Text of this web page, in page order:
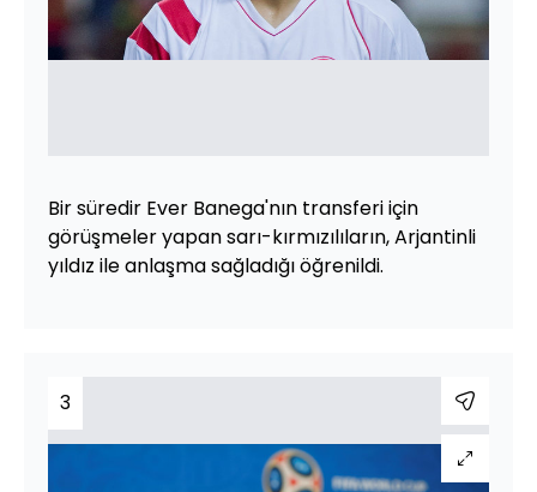
Bir süredir Ever Banega'nın transferi için
görüşmeler yapan sarı-kırmızılıların, Arjantinli
yıldız ile anlaşma sağladığı öğrenildi.
3